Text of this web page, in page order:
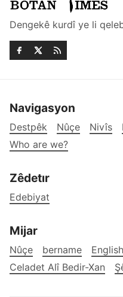
Dengekê kurdî ye li
Navigasyon
Destpêk Nûçe Nivîs
Who are we?
Zêdetır
Edebiyat
Mijar
Nûçe bername English
Celadet Alî Bedir-Xan